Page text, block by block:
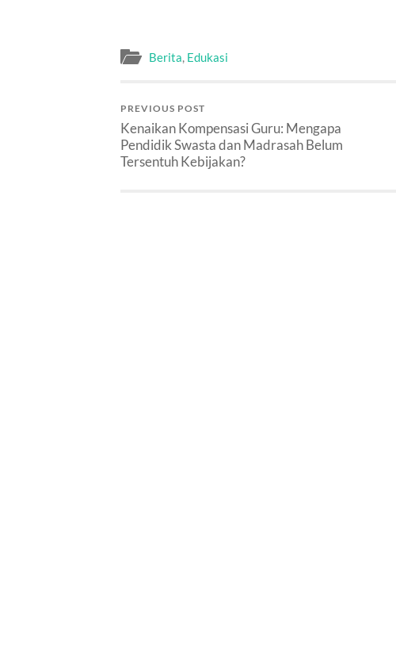
Berita, Edukasi
PREVIOUS POST
Kenaikan Kompensasi Guru: Mengapa
Pendidik Swasta dan Madrasah Belum
Tersentuh Kebijakan?